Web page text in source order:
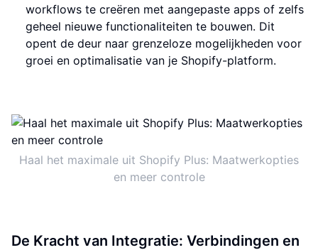
workflows te creëren met aangepaste apps of zelfs
geheel nieuwe functionaliteiten te bouwen. Dit
opent de deur naar grenzeloze mogelijkheden voor
groei en optimalisatie van je Shopify-platform.
Haal het maximale uit Shopify Plus: Maatwerkopties
en meer controle
De Kracht van Integratie: Verbindingen en